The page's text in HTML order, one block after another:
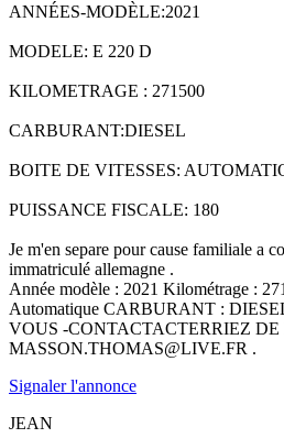
ANNÉES-MODÈLE:2021
MODELE: E 220 D
KILOMETRAGE : 271500
CARBURANT:DIESEL
BOITE DE VITESSES:
PUISSANCE FISCALE: 180
Je m'en separe pour cause familiale a
immatriculé allemagne .
Année modèle : 2021 Kilométrage :
Automatique CARBURANT :
VOUS -CONTACTACTERRIEZ DE
MASSON.THOMAS@LIVE.FR .
Signaler l'annonce
JEAN